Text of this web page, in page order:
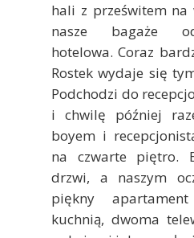
hali z prześwitem
nasze bagaże
hotelowa. Coraz
Rostek wydaje się
Podchodzi do
i chwilę później
boyem i
na czwarte piętro.
drzwi, a naszym
piękny
kuchnią, dwoma